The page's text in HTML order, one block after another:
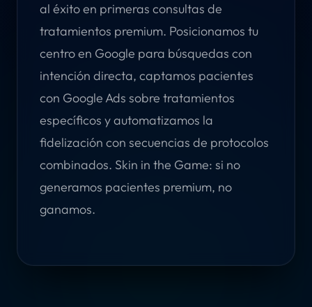
al éxito en primeras consultas de
tratamientos premium. Posicionamos tu
centro en Google para búsquedas con
intención directa, captamos pacientes
con Google Ads sobre tratamientos
específicos y automatizamos la
fidelización con secuencias de protocolos
combinados. Skin in the Game: si no
generamos pacientes premium, no
ganamos.